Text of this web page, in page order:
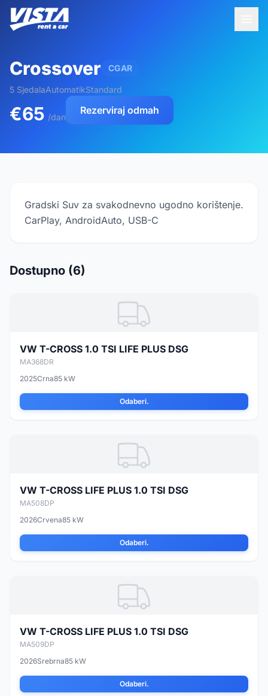
Crossover CGAR
5 SjedalaAutomatikStandard
€65 /dan
Rezerviraj odmah
Gradski Suv za svakodnevno ugodno korištenje.
CarPlay, AndroidAuto, USB-C
Dostupno (6)
VW T-CROSS 1.0 TSI LIFE PLUS DSG
MA368DR
2025Crna85 kW
Odaberi.
VW T-CROSS LIFE PLUS 1.0 TSI DSG
MA508DP
2026Crvena85 kW
Odaberi.
VW T-CROSS LIFE PLUS 1.0 TSI DSG
MA509DP
2026Srebrna85 kW
Odaberi.